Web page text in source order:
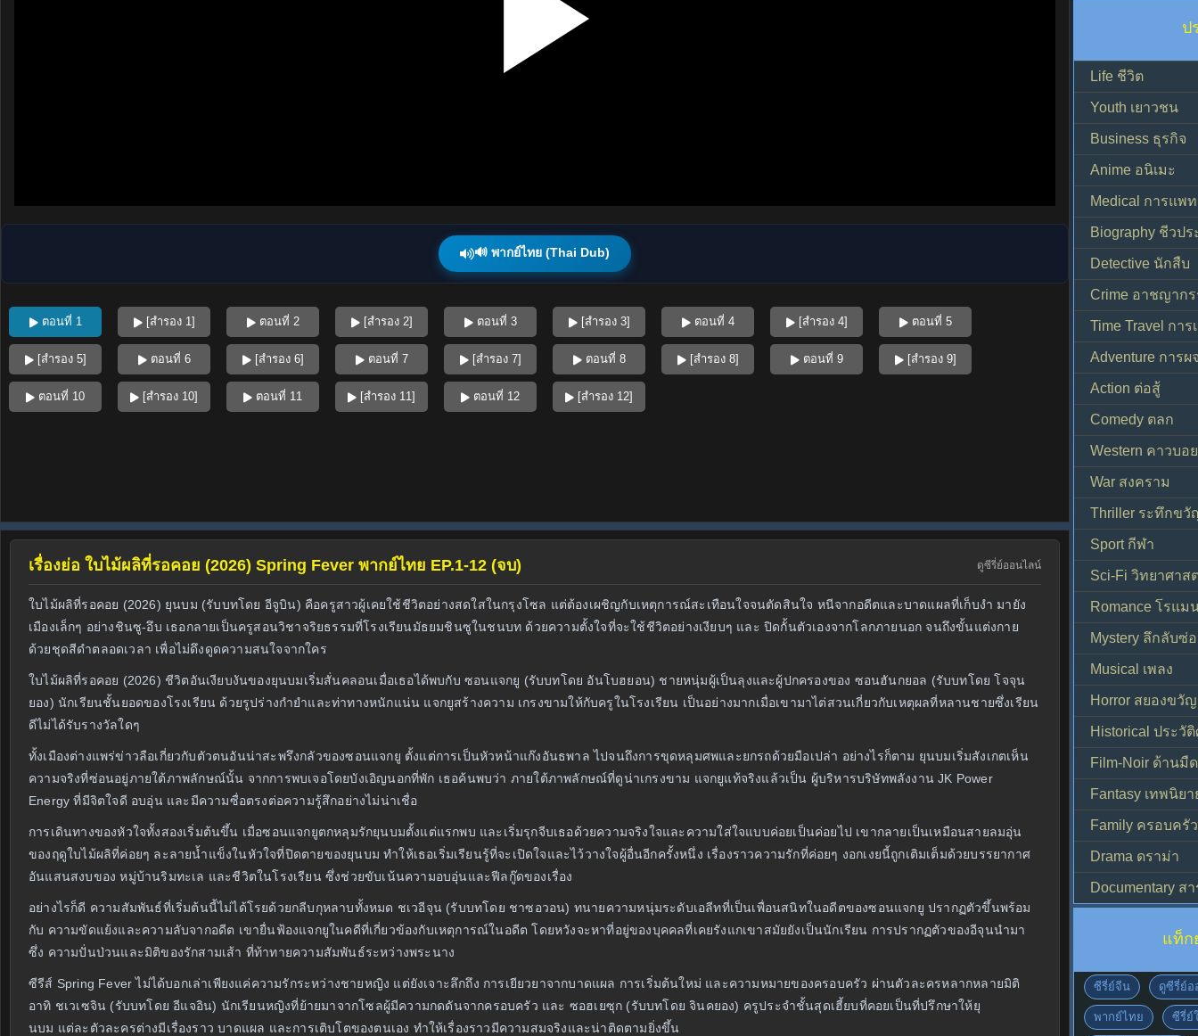
🔊 พากย์ไทย (Thai Dub)
ตอนที่ 1 [สำรอง 1] ตอนที่ 2 [สำรอง 2] ตอนที่ 3 [สำรอง 3] ตอนที่ 4 [สำรอง 4] ตอนที่ 5
[สำรอง 5] ตอนที่ 6 [สำรอง 6] ตอนที่ 7 [สำรอง 7] ตอนที่ 8 [สำรอง 8] ตอนที่ 9 [สำรอง 9]
ตอนที่ 10 [สำรอง 10] ตอนที่ 11 [สำรอง 11] ตอนที่ 12 [สำรอง 12]
เรื่องย่อ ใบไม้ผลิที่รอคอย (2026) Spring Fever พากย์ไทย EP.1-12 (จบ) ดูซีรี่ย์ออนไลน์
ใบไม้ผลิที่รอคอย (2026) ยุนบม (รับบทโดย อีจูบิน) คือครูสาวผู้เคยใช้ชีวิตอย่างสดใสในกรุงโซล แต่ต้องเผชิญกับเหตุการณ์สะเทือนใจจนตัดสินใจ หนีจากอดีตและบาดแผลที่เก็บงำ มายัง
เมืองเล็กๆ อย่างชินซู-อึบ เธอกลายเป็นครูสอนวิชาจริยธรรมที่โรงเรียนมัธยมชินซูในชนบท ด้วยความตั้งใจที่จะใช้ชีวิตอย่างเงียบๆ และ ปิดกั้นตัวเองจากโลกภายนอก จนถึงขั้นแต่งกาย
ด้วยชุดสีดำตลอดเวลา เพื่อไม่ดึงดูดความสนใจจากใคร
ใบไม้ผลิที่รอคอย (2026) ชีวิตอันเงียบงันของยุนบมเริ่มสั่นคลอนเมื่อเธอได้พบกับ ซอนแจกยู (รับบทโดย อันโบฮยอน) ชายหนุ่มผู้เป็นลุงและผู้ปกครองของ ซอนฮันกยอล (รับบทโดย โจจุน
ยอง) นักเรียนชั้นยอดของโรงเรียน ด้วยรูปร่างกำยำและท่าทางหนักแน่น แจกยูสร้างความ เกรงขามให้กับครูในโรงเรียน เป็นอย่างมากเมื่อเขามาไต่สวนเกี่ยวกับเหตุผลที่หลานชายซึ่งเรียน
ดีไม่ได้รับรางวัลใดๆ
ทั้งเมืองต่างแพร่ข่าวลือเกี่ยวกับตัวตนอันน่าสะพรึงกลัวของซอนแจกยู ตั้งแต่การเป็นหัวหน้าแก๊งอันธพาล ไปจนถึงการขุดหลุมศพและยกรถด้วยมือเปล่า อย่างไรก็ตาม ยุนบมเริ่มสังเกตเห็น
ความจริงที่ซ่อนอยู่ภายใต้ภาพลักษณ์นั้น จากการพบเจอโดยบังเอิญนอกที่พัก เธอค้นพบว่า ภายใต้ภาพลักษณ์ที่ดูน่าเกรงขาม แจกยูแท้จริงแล้วเป็น ผู้บริหารบริษัทพลังงาน JK Power
Energy ที่มีจิตใจดี อบอุ่น และมีความซื่อตรงต่อความรู้สึกอย่างไม่น่าเชื่อ
การเดินทางของหัวใจทั้งสองเริ่มต้นขึ้น เมื่อซอนแจกยูตกหลุมรักยุนบมตั้งแต่แรกพบ และเริ่มรุกจีบเธอด้วยความจริงใจและความใส่ใจแบบค่อยเป็นค่อยไป เขากลายเป็นเหมือนสายลมอุ่น
ของฤดูใบไม้ผลิที่ค่อยๆ ละลายน้ำแข็งในหัวใจที่ปิดตายของยุนบม ทำให้เธอเริ่มเรียนรู้ที่จะเปิดใจและไว้วางใจผู้อื่นอีกครั้งหนึ่ง เรื่องราวความรักที่ค่อยๆ งอกเงยนี้ถูกเติมเต็มด้วยบรรยากาศ
อันแสนสงบของ หมู่บ้านริมทะเล และชีวิตในโรงเรียน ซึ่งช่วยขับเน้นความอบอุ่นและฟีลกู๊ดของเรื่อง
อย่างไรก็ดี ความสัมพันธ์ที่เริ่มต้นนี้ไม่ได้โรยด้วยกลีบกุหลาบทั้งหมด ชเวอีจุน (รับบทโดย ชาซอวอน) ทนายความหนุ่มระดับเอลีทที่เป็นเพื่อนสนิทในอดีตของซอนแจกยู ปรากฏตัวขึ้นพร้อม
กับ ความขัดแย้งและความลับจากอดีต เขายื่นฟ้องแจกยูในคดีที่เกี่ยวข้องกับเหตุการณ์ในอดีต โดยหวังจะหาที่อยู่ของบุคคลที่เคยรังแกเขาสมัยยังเป็นนักเรียน การปรากฏตัวของอีจุนนำมา
ซึ่ง ความปั่นป่วนและมิติของรักสามเส้า ที่ท้าทายความสัมพันธ์ระหว่างพระนาง
ซีรีส์ Spring Fever ไม่ได้บอกเล่าเพียงแค่ความรักระหว่างชายหญิง แต่ยังเจาะลึกถึง การเยียวยาจากบาดแผล การเริ่มต้นใหม่ และความหมายของครอบครัว ผ่านตัวละครหลากหลายมิติ
อาทิ ชเวเซจิน (รับบทโดย อีแจอิน) นักเรียนหญิงที่ย้ายมาจากโซลผู้มีความกดดันจากครอบครัว และ ซอฮเยซุก (รับบทโดย จินคยอง) ครูประจำชั้นสุดเฮี้ยบที่คอยเป็นที่ปรึกษาให้ยุ
นบม แต่ละตัวละครต่างมีเรื่องราว บาดแผล และการเติบโตของตนเอง ทำให้เรื่องราวมีความสมจริงและน่าติดตามยิ่งขึ้น
ป
Life ชีวิต
Youth เยาวชน
Business ธุรกิจ
Anime อนิเมะ
Medical การแพ
Biography ชีวปร
Detective นักสืบ
Crime อาชญาก
Time Travel กา
Adventure การ
Action ต่อสู้
Comedy ตลก
Western คาวบอ
War สงคราม
Thriller ระทึกขวั
Sport กีฬา
Sci-Fi วิทยาศาส
Romance โรแม
Mystery ลึกลับซ่
Musical เพลง
Horror สยองขวัญ
Historical ประวั
Film-Noir ด้านมื
Fantasy เทพนิยา
Family ครอบครัว
Drama ดราม่า
Documentary ส
แท็ก
ซีรี่ย์จีน ดูซีรี่ย์อ
พากย์ไทย ซีรี่ย์